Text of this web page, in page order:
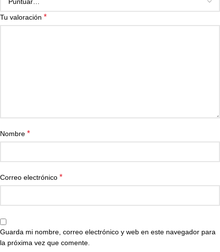
Tu valoración *
Nombre *
Correo electrónico *
Guarda mi nombre, correo electrónico y web en este navegador para
la próxima vez que comente.